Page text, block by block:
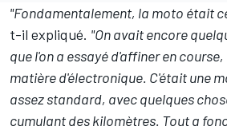
"Fondamentalement, la moto était
t-il expliqué. "On avait encore
que l'on a essayé d'affiner en
matière d'électronique. C'était une
assez standard, avec quelques
cumulant des kilomètres. Tout a